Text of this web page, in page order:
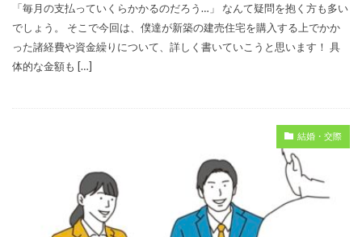
「毎月の支払っていくらかかるのだろう…」 なんて疑問を抱く方も多い
でしょう。 そこで今回は、僕達が新築の建売住宅を購入する上でかか
った諸経費や資金繰りについて、詳しく書いていこうと思います！ 具
体的な金額も […]
結婚・交際